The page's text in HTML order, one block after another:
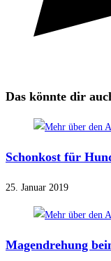
Das könnte dir
Schonkost für
25. Januar 2019
Magendrehung